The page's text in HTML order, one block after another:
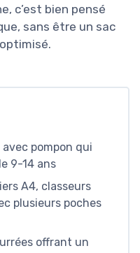
c’est bien pensé
sans être un sac
pompon qui
9-14 ans
A4, classeurs
plusieurs poches
offrant un